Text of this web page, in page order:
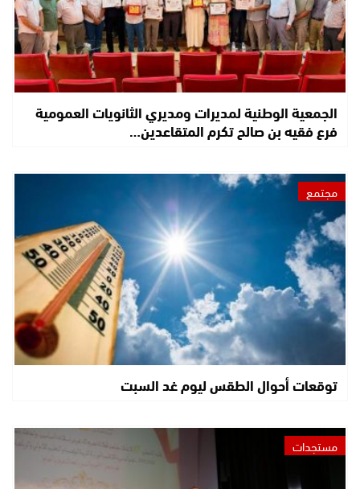
الجمعية الوطنية لمديرات ومديري الثانويات العمومية
فرع فقيه بن صالح تكرم المتقاعدين…
مجتمع
توقعات أحوال الطقس ليوم غد السبت
مستجدات